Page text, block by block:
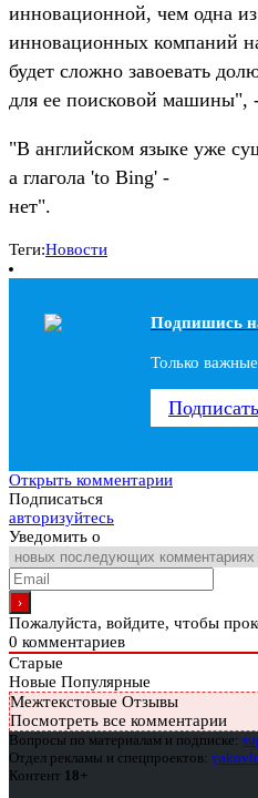
инновационной, чем одна
инновационных компаний
будет сложно завоевать
для ее поисковой машины",
"В английском языке уже
а глагола 'to Bing' -
нет".
Теги:Новости
Подпишись
Только
Открыть комментарии
Подписаться
авторизуйтесь
Уведомить о
Пожалуйста, войдите, чтобы
0 комментариев
Старые
Новые Популярные
Межтекстовые Отзывы
Посмотреть все комментарии
Вопросы по материалам и подписке:
Отдел рекламы и спецпроектов:
Контент 18+